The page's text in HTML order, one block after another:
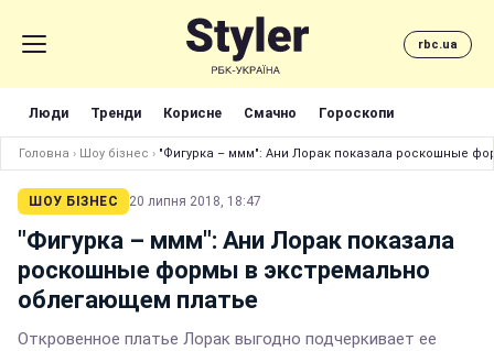
rbc.ua
Люди Тренди Корисне Смачно Гороскопи
Головна › Шоу бізнес › "Фигурка – ммм": Ани Лорак показала роскошные
ШОУ БІЗНЕС 20 липня 2018, 18:47
"Фигурка – ммм": Ани Лорак показала
роскошные формы в экстремально
облегающем платье
Откровенное платье Лорак выгодно подчеркивает ее